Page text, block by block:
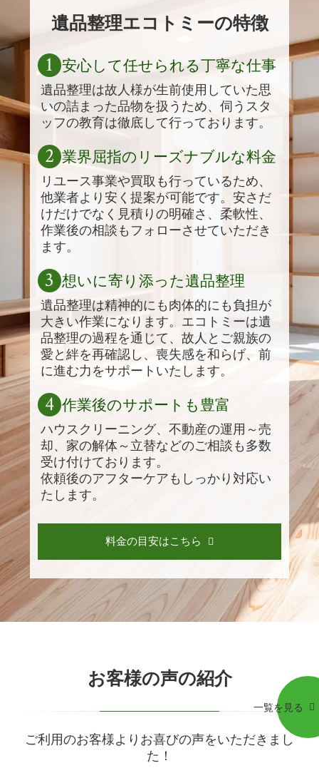
遺品整理エコトミーの特徴
安心して任せられる丁寧な仕事
遺品整理は故人様が生前使用していた思
いの詰まった品物を扱うため、伺うスタ
ッフの教育は徹底して行っております。
1
業界屈指のリーズナブルな料金
リユース事業や買取も行っているため、
他業者より安く提案が可能です。安さだ
けだけでなく見積りの明確さ、柔軟性、
作業後の相談もフォローさせていただき
ます。
2
想いに寄り添った遺品整理
遺品整理は精神的にも肉体的にも負担が
大きい作業になります。エコトミーは遺
品整理の過程を通じて、故人とご親族の
愛と絆を再確認し、喪失感を和らげ、前
に進む力をサポートいたします。
3
作業後のサポートも豊富
ハウスクリーニング、不動産の運用～売
却、家の解体～立替などのご相談も多数
受け付けております。
依頼後のアフターケアもしっかり対応い
たします。
4
料金の目安はこちら
お客様の声の紹介
ご利用のお客様よりお喜びの声をいただきまし
た！
一覧を見る